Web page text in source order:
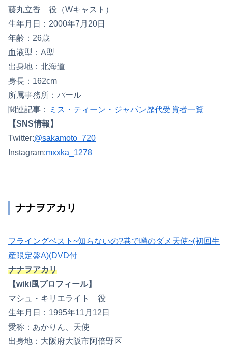
藤丸立香 役（Wキャスト）
生年月日：2000年7月20日
年齢：26歳
血液型：A型
出身地：北海道
身長：162cm
所属事務所：パール
関連記事：
ミス・ティーン・ジャパン歴代受賞者一覧
【SNS情報】
Twitter:@sakamoto_720
Instagram:mxxka_1278
ナナヲアカリ
フライングベスト~知らないの?巷で噂のダメ天使~(初回生
産限定盤A)(DVD付
ナナヲアカリ
【wiki風プロフィール】
マシュ・キリエライト 役
生年月日：1995年11月12日
愛称：あかりん、天使
出身地：大阪府大阪市阿倍野区